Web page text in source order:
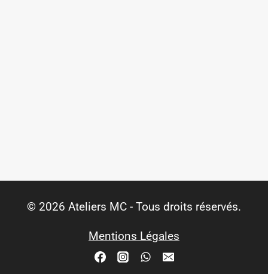
© 2026 Ateliers MC - Tous droits réservés.
Mentions Légales